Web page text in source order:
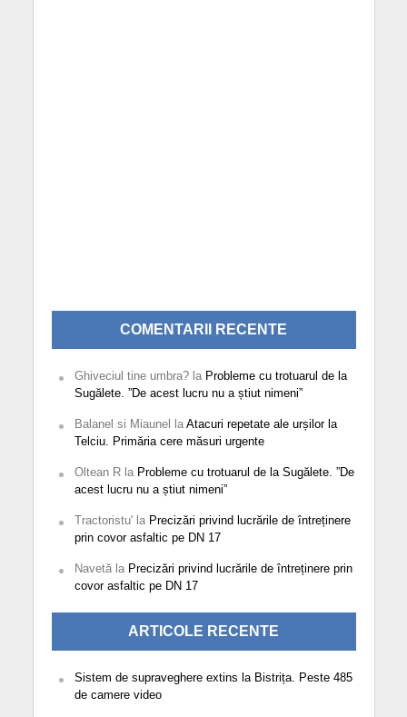
COMENTARII RECENTE
Ghiveciul tine umbra?la Probleme cu trotuarul de la
Sugălete. ”De acest lucru nu a știut nimeni”
Balanel si Miaunel la Atacuri repetate ale urșilor la
Telciu. Primăria cere măsuri urgente
Oltean Rla Probleme cu trotuarul de la Sugălete. ”De
acest lucru nu a știut nimeni”
Tractoristu'la Precizări privind lucrările de întreținere
prin covor asfaltic pe DN 17
Navetăla Precizări privind lucrările de întreținere prin
covor asfaltic pe DN 17
ARTICOLE RECENTE
Sistem de supraveghere extins la Bistrița. Peste 485
de camere video